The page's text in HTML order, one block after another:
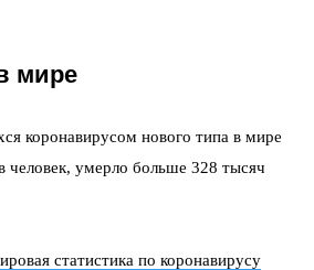
мире
коронавирусом нового типа в мире
человек, умерло больше 328 тысяч
статистика по коронавирусу